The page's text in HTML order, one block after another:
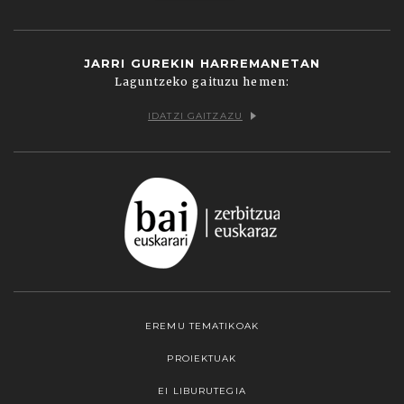
JARRI GUREKIN HARREMANETAN
Laguntzeko gaituzu hemen:
IDATZI GAITZAZU
EREMU TEMATIKOAK
PROIEKTUAK
EI LIBURUTEGIA